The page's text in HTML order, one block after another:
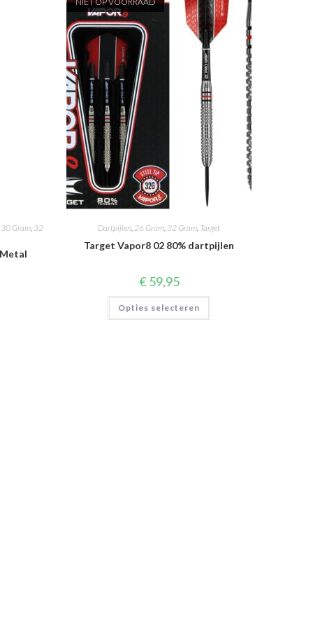
30 Gram, 32
Dartpijlen,26 Gram, 32 Gram, Target
Target Vapor8 02 80% dartpijlen
€59,95
Opties selecteren
Dit
heeft